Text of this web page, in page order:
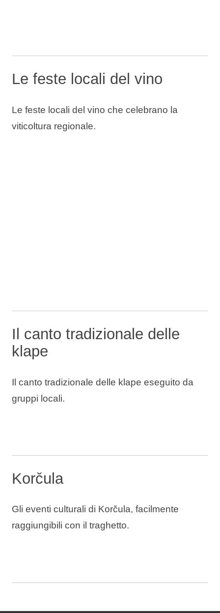
Le feste locali del vino
Le feste locali del vino che celebrano la
viticoltura regionale.
Il canto tradizionale delle
klape
Il canto tradizionale delle klape eseguito da
gruppi locali.
Korčula
Gli eventi culturali di Korčula, facilmente
raggiungibili con il traghetto.